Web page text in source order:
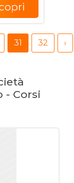
31 32 ›
- Corsi